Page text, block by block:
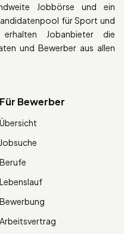
Jobbörse und ein
für Sport und
Jobanbieter die
und Bewerber aus allen
Für Bewerber
Übersicht
Jobsuche
Berufe
Lebenslauf
Bewerbung
Arbeitsvertrag